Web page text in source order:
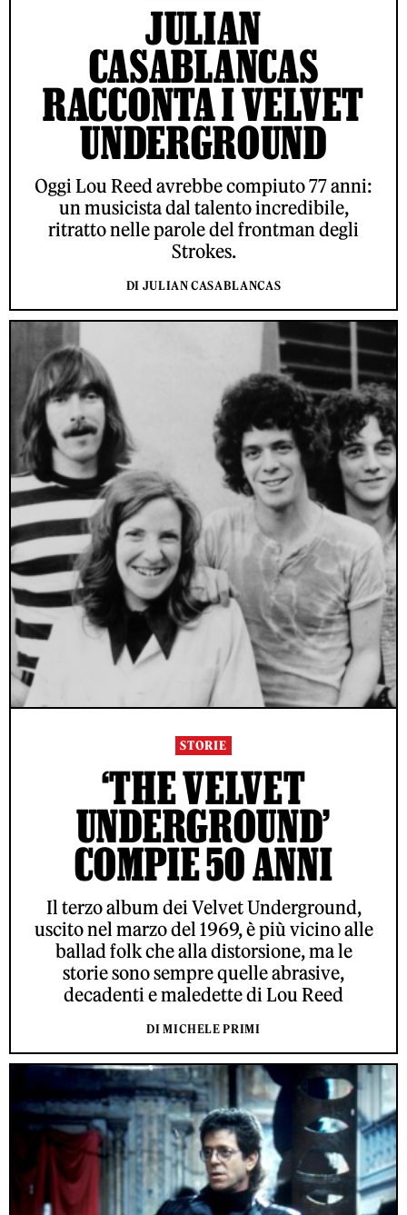
JULIAN
CASABLANCAS
RACCONTA I VELVET
UNDERGROUND
Oggi Lou Reed avrebbe compiuto 77 anni:
un musicista dal talento incredibile,
ritratto nelle parole del frontman degli
Strokes.
DI JULIAN CASABLANCAS
STORIE
‘THE VELVET
UNDERGROUND’
COMPIE 50 ANNI
Il terzo album dei Velvet Underground,
uscito nel marzo del 1969, è più vicino alle
ballad folk che alla distorsione, ma le
storie sono sempre quelle abrasive,
decadenti e maledette di Lou Reed
DI MICHELE PRIMI